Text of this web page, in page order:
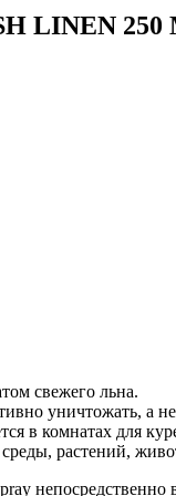
LINEN
свежего льна.
уничтожать, а
в комнатах для
растений,